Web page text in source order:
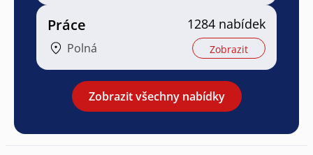
Práce
Polná
1284 nabídek
Zobrazit
Zobrazit všechny nabídky